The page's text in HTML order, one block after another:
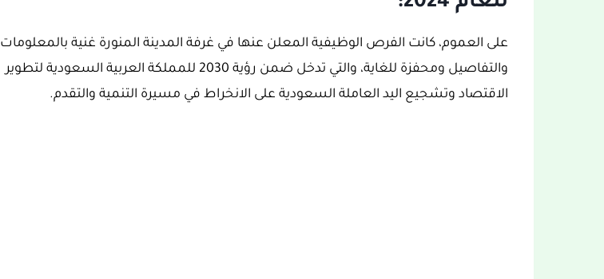
على العموم، كانت الفرص الوظيفية المعلن عنها في غرفة المدينة المنورة غنية بالمعلومات
والتفاصيل ومحفزة للغاية، والتي تدخل ضمن رؤية 2030 للمملكة العربية السعودية لتطوير
الاقتصاد وتشجيع اليد العاملة السعودية على الانخراط في مسيرة التنمية والتقدم.